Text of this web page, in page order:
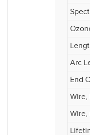
Arc
End
Wire,
Wire,